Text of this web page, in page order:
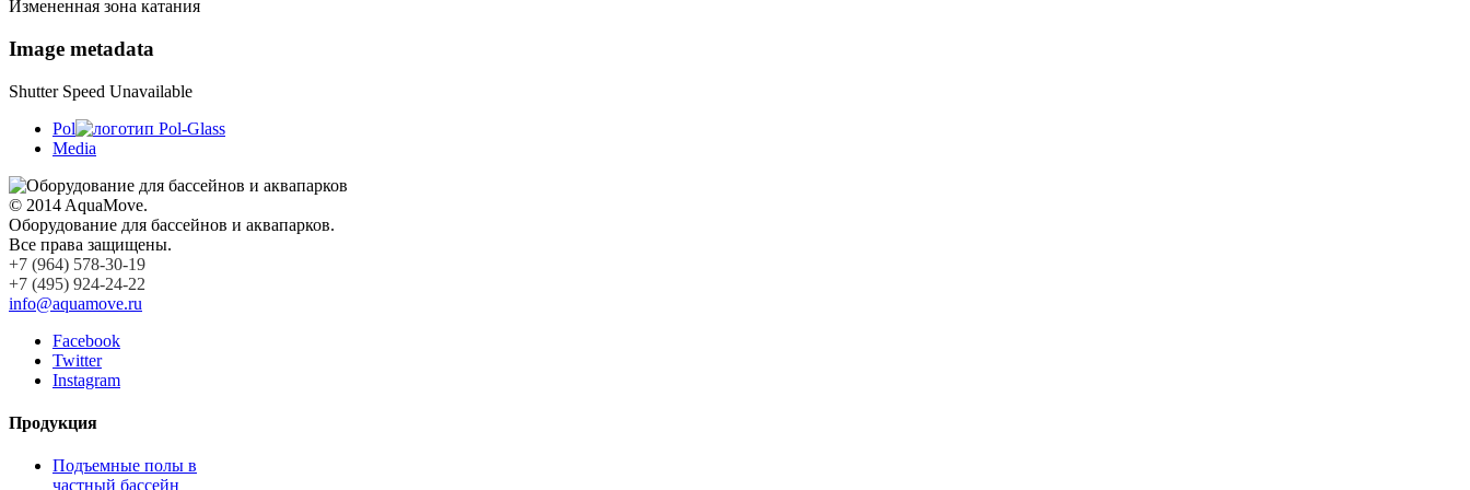
Измененная зона катания
Image metadata
Shutter Speed Unavailable
Pol
Media
© 2014 AquaMove.
Оборудование для бассейнов и аквапарков.
Все права защищены.
+7 (964) 578-30-19
+7 (495) 924-24-22
info@aquamove.ru
Facebook
Twitter
Instagram
Продукция
Подъемные полы в
частный бассейн